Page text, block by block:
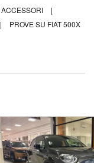
ACCESSORI
|
|
PROVE SU FIAT 500X